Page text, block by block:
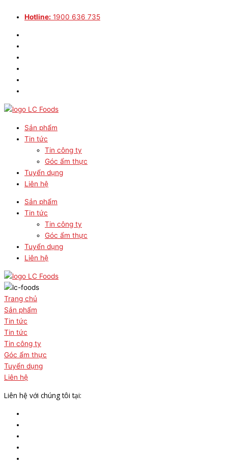
dung
Hotline: 1900 636 735
Sản phẩm
Tin tức
Tin công ty
Góc ẩm thực
Tuyển dụng
Liên hệ
Sản phẩm
Tin tức
Tin công ty
Góc ẩm thực
Tuyển dụng
Liên hệ
Trang chủ
Sản phẩm
Tin tức
Tin tức
Tin công ty
Góc ẩm thực
Tuyển dụng
Liên hệ
Liên hệ với chúng tôi tại:
buộcbuộc
buộc